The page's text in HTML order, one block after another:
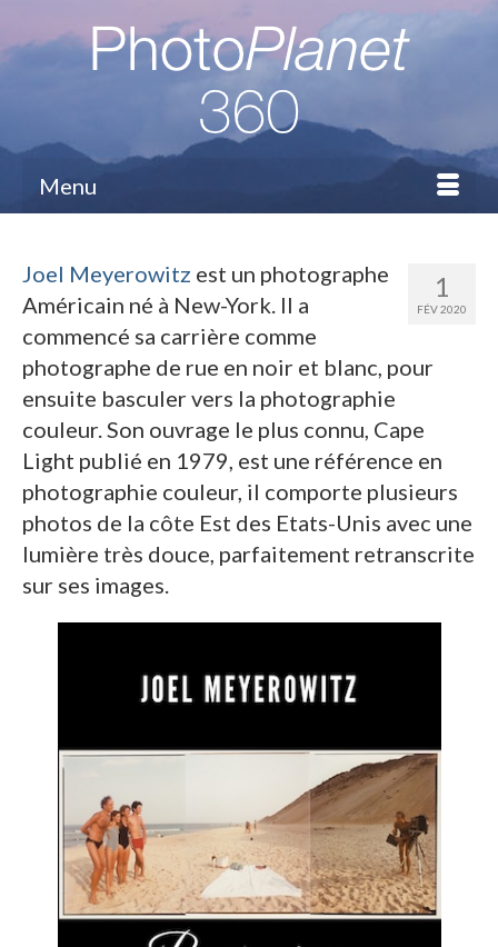
Menu
1
FÉV 2020
Joel Meyerowitz est un photographe
Américain né à New-York. Il a
commencé sa carrière comme
photographe de rue en noir et blanc, pour
ensuite basculer vers la photographie
couleur. Son ouvrage le plus connu, Cape
Light publié en 1979, est une référence en
photographie couleur, il comporte plusieurs
photos de la côte Est des Etats-Unis avec une
lumière très douce, parfaitement retranscrite
sur ses images.